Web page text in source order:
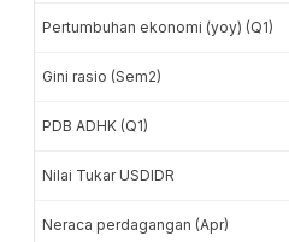
Pertumbuhan ekonomi (yoy) (Q1)
Gini rasio (Sem2)
PDB ADHK (Q1)
Nilai Tukar USDIDR
Neraca perdagangan (Apr)